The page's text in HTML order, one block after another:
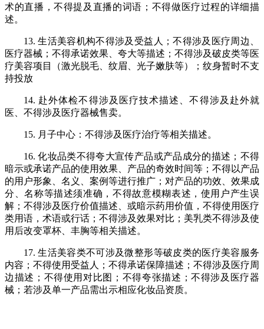
术的直播，不得提及直播的词语；不得做医疗过程的详细描
述。
13. 生活美容机构不得涉及受益人；不得涉及医疗周边、
医疗器械；不得承诺效果、夸大等描述；不得涉及破皮类等医
疗美容项目（激光脱毛、纹眉、光子嫩肤等）；纹身暂时不支
持投放
14. 赴外体检不得涉及医疗技术描述、不得涉及赴外就
医、不得涉及医疗器械售卖。
15. 月子中心：不得涉及医疗治疗等相关描述。
16. 化妆品类不得夸大宣传产品或产品成分的描述；不得
暗示或承诺产品的使用效果、产品的奇效时间等；不得以产品
的用户形象、名义、案例等进行推广；对产品的功效、效果成
分、名称等描述须准确，不得故意模糊表述，使用户产生误
解；不得涉及医疗价值描述、或暗示药用价值，不得使用医疗
类用语，术语或行话；不得涉及效果对比 ；美乳类不得涉及使
用后改变罩杯、丰胸等相关描述。
17. 生活美容类不可涉及微整形等破皮类的医疗美容服务
内容；不得使用受益人；不得承诺保障描述；不得涉及医疗周
边描述；不得使用对比图；不得夸张描述；不得涉及医疗器
械；若涉及单一产品需出示相应化妆品资质。